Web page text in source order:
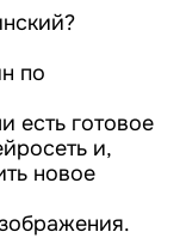
по
есть готовое
и,
новое